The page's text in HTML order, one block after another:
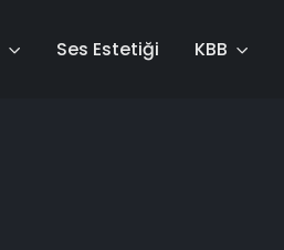
Ses Estetiği KBB